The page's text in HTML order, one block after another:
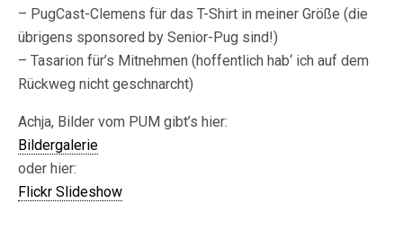
– PugCast-Clemens für das T-Shirt in meiner Größe (die
übrigens sponsored by Senior-Pug sind!)
– Tasarion für’s Mitnehmen (hoffentlich hab‘ ich auf dem
Rückweg nicht geschnarcht)
Achja, Bilder vom PUM gibt’s hier:
Bildergalerie
oder hier:
Flickr Slideshow